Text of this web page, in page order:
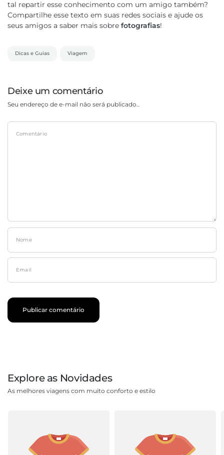
tal repartir esse conhecimento com um amigo também?
Compartilhe esse texto em suas redes sociais e ajude os
seus amigos a saber mais sobrefotografias!
Dicas e Guias Viagem
Deixe um comentário
Seu endereço de e-mail não será publicado..
Comentário
Nome
Email
Explore as Novidades
As melhores viagens com muito conforto e estilo